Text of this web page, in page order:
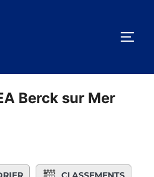
Berck sur Mer